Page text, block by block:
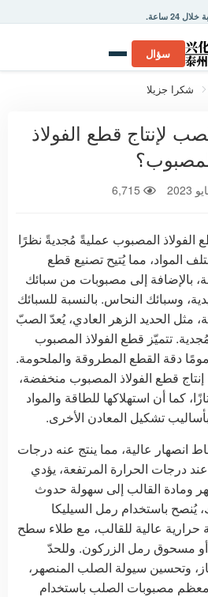
24 ساعة.
سؤال
شكرا جزيلا
لإنتاج قطع الفولاذ
الفولاذ المصبوب عمليةً مُجديةً نظرًا
المواد، مما يُتيح تصنيع قطع
بالإضافة إلى مصبوبات من سبائك
وسبائك النحاس. بالنسبة للسبائك
مثل الحديد الزهر العادي، يُعدّ الصبّ
تتميّز قطع الفولاذ المصبوب
دقة القطع المطروقة والملحومة.
قطع الفولاذ المصبوب منخفضة،
كما أن استهلاكها للطاقة والمواد
تشكيل المعادن الأخرى.
انصهار عالية، مما ينتج عنه درجات
درجات الحرارة المرتفعة، يؤدي
ومادة القالب إلى سهولة حدوث
يُنصح باستخدام رمل السيليكا
حرارية عالية للقالب، مع طلاء سطح
أو مسحوق رمل الزركون. وللحدّ
وتحسين سيولة الصلب المنصهر،
معظم مصبوبات الصلب باستخدام